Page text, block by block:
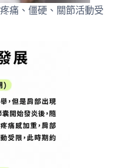
痛、僵硬、關節活動受